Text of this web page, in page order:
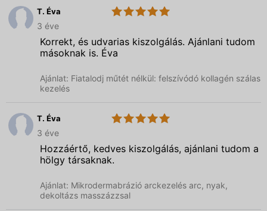
T. Éva
kozmetika
5.0
3 éve
Korrekt, és udvarias kiszolgálás. Ajánlani tudom
másoknak is. Éva
Ajánlat: Fiatalodj műtét nélkül: felszívódó kollagén szálas
kezelés
T. Éva
kozmetika
5.0
3 éve
Hozzáértő, kedves kiszolgálás, ajánlani tudom a
hölgy társaknak.
Ajánlat: Mikrodermabrázió arckezelés arc, nyak,
dekoltázs masszázzsal